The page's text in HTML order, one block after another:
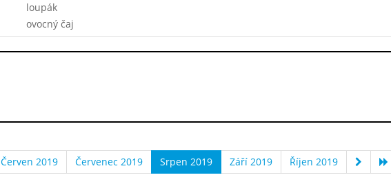
loupák
ovocný čaj
Červen 2019 Červenec 2019 Srpen 2019 Září 2019 Říjen 2019